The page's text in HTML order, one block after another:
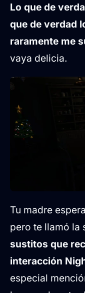
Lo que de
que de verdad
raramente me
vaya delicia.
Tu madre
pero te llamó la
sustitos que
interacción
especial